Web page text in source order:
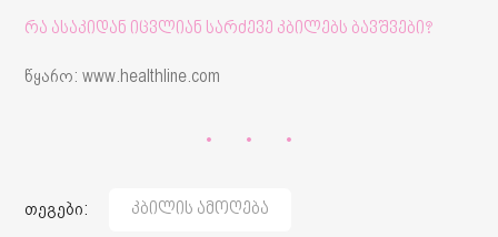
რა ასაკიდან იცვლიან სარძევე კბილებს ბავშვები?
წყარო: www.healthline.com
თეგები: Კბილის Ამოღება